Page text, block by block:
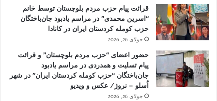
قرائت پیام حزب مردم بلوچستان توسط خانم
“اسرین محمدی” در مراسم یادبود جان‌باختگان
حزب کومله کردستان ایران در کانادا
جولای 26, 2026
حضور اعضای “حزب مردم بلوچستان” و قرائت
پیام تسلیت و همدردی در مراسم یادبود
جان‌باختگان “حزب کومله کردستان ایران” در شهر
اُسلو – نروژ/ عکس و ویدیو
جولای 26, 2026